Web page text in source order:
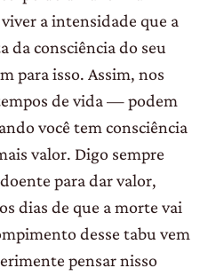
a intensidade que a
da consciência do seu
para isso. Assim, nos
de vida — podem
você tem consciência
valor. Digo sempre
para dar valor,
dias de que a morte vai
desse tabu vem
pensar nisso